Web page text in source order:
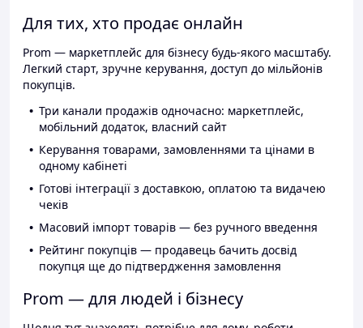
Для тих, хто продає онлайн
Prom — маркетплейс для бізнесу будь-якого масштабу.
Легкий старт, зручне керування, доступ до мільйонів
покупців.
Три канали продажів одночасно: маркетплейс,
мобільний додаток, власний сайт
Керування товарами, замовленнями та цінами в
одному кабінеті
Готові інтеграції з доставкою, оплатою та видачею
чеків
Масовий імпорт товарів — без ручного введення
Рейтинг покупців — продавець бачить досвід
покупця ще до підтвердження замовлення
Prom — для людей і бізнесу